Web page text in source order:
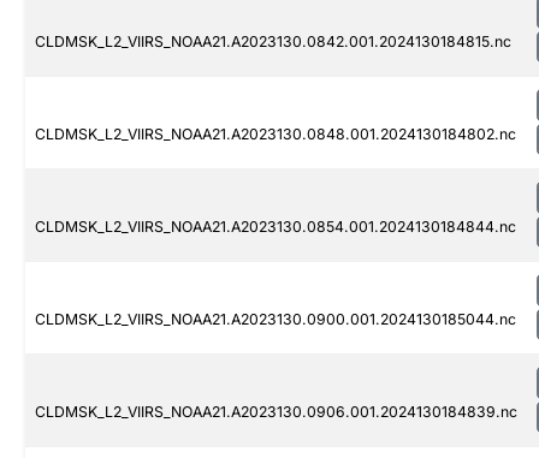
CLDMSK_L2_VIIRS_NOAA21.A2023130.0842.001.2024130184815.nc
CLDMSK_L2_VIIRS_NOAA21.A2023130.0848.001.2024130184802.nc
CLDMSK_L2_VIIRS_NOAA21.A2023130.0854.001.2024130184844.nc
CLDMSK_L2_VIIRS_NOAA21.A2023130.0900.001.2024130185044.nc
CLDMSK_L2_VIIRS_NOAA21.A2023130.0906.001.2024130184839.nc